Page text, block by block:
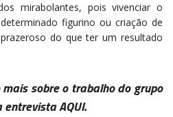
mirabolantes, pois vivenciar o
figurino ou criação de
do que ter um resultado
sobre o trabalho do grupo
entrevistaAQUI.